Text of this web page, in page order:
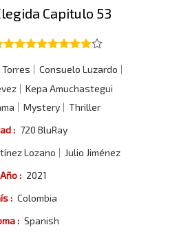
Capitulo 53
Consuelo Luzardo
Kepa Amuchastegui
Mystery
Thriller
: 720 BluRay
Lozano
Julio Jiménez
Año : 2021
: Colombia
: Spanish